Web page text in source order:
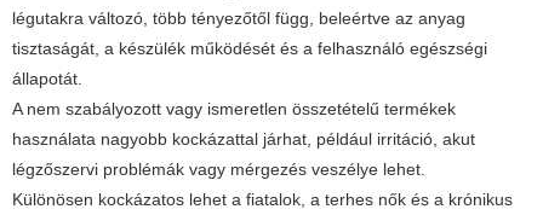
légutakra változó, több tényezőtől függ, beleértve az anyag
tisztaságát, a készülék működését és a felhasználó egészségi
állapotát.
A nem szabályozott vagy ismeretlen összetételű termékek
használata nagyobb kockázattal járhat, például irritáció, akut
légzőszervi problémák vagy mérgezés veszélye lehet.
Különösen kockázatos lehet a fiatalok, a terhes nők és a krónikus